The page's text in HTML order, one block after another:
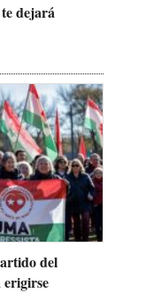
dejará
del
erigirse